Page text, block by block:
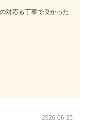
対応も丁寧で良かった
2026-06-25